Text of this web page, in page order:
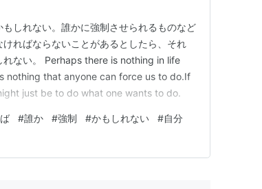
しれない。誰かに強制させられるものなど
ればならないことがあるとしたら、それ
れない。 Perhaps there is nothing in life
nothing that anyone can force us to do.If
just be to do what one wants to do.
#誰か #強制 #かもしれない #自分